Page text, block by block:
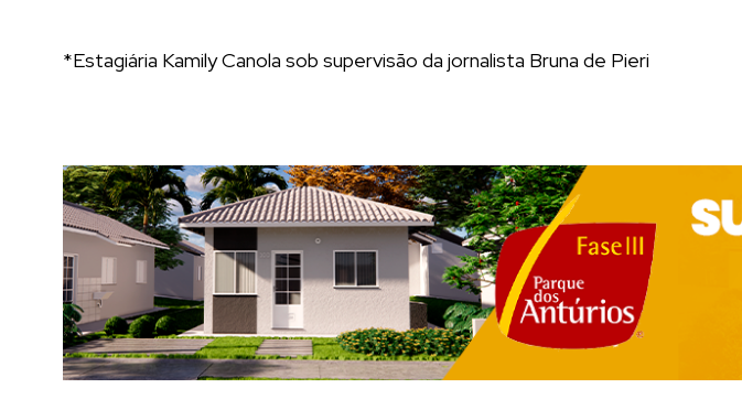
*Estagiária Kamily Canola sob supervisão da jornalista Bruna de Pieri